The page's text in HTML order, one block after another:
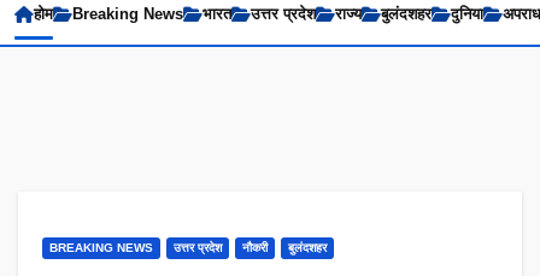
होम Breaking News भारत उत्तर प्रदेश राज्य बुलंदशहर दुनिया अपराध
BREAKING NEWS उत्तर प्रदेश नौकरी बुलंदशहर